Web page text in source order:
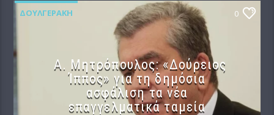
ΔΟΥΛΓΕΡΆΚΗ 0
Α. Μητρόπουλος: «Δούρειος
Ίππος» για τη δημόσια
ασφάλιση τα νέα
επαγγελματικά ταμεία